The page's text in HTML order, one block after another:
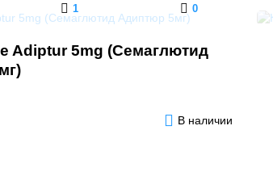
1 0
Adiptur 5mg (Семаглютид
В наличии